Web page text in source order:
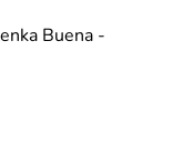
Buena -